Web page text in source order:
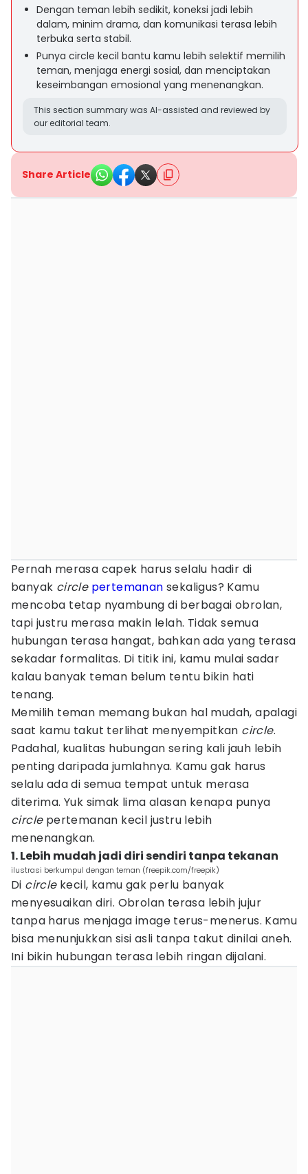
Dengan teman lebih sedikit, koneksi jadi lebih
dalam, minim drama, dan komunikasi terasa lebih
terbuka serta stabil.
Punya circle kecil bantu kamu lebih selektif memilih
teman, menjaga energi sosial, dan menciptakan
keseimbangan emosional yang menenangkan.
This section summary was AI-assisted and reviewed by
our editorial team.
Share Article
Pernah merasa capek harus selalu hadir di
banyak circle pertemanan sekaligus? Kamu
mencoba tetap nyambung di berbagai obrolan,
tapi justru merasa makin lelah. Tidak semua
hubungan terasa hangat, bahkan ada yang terasa
sekadar formalitas. Di titik ini, kamu mulai sadar
kalau banyak teman belum tentu bikin hati
tenang.
Memilih teman memang bukan hal mudah, apalagi
saat kamu takut terlihat menyempitkan circle.
Padahal, kualitas hubungan sering kali jauh lebih
penting daripada jumlahnya. Kamu gak harus
selalu ada di semua tempat untuk merasa
diterima. Yuk simak lima alasan kenapa punya
circlepertemanan kecil justru lebih
menenangkan.
1. Lebih mudah jadi diri sendiri tanpa tekanan
ilustrasi berkumpul dengan teman (freepik.com/freepik)
Di circlekecil, kamu gak perlu banyak
menyesuaikan diri. Obrolan terasa lebih jujur
tanpa harus menjaga image terus-menerus. Kamu
bisa menunjukkan sisi asli tanpa takut dinilai aneh.
Ini bikin hubungan terasa lebih ringan dijalani.